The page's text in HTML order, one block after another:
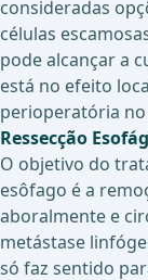
consideradas
células
pode alcançar a
está no efeito
perioperatória no
Ressecção
O objetivo do
esôfago é a
aboralmente e
metástase
só faz sentido